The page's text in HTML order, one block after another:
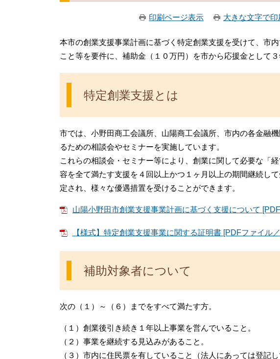
印刷ページ表示 大きな文字で
本市の創業支援事業計画に基づく特定創業支援を受けて、市
こと等を要件に、補助金（１０万円）を市から応援金として３
特定創業支援とは
市では、小野田商工会議所、山陽商工会議所、市内の各金融
るための相談会やセミナーを実施しています。
これらの相談会・セミナー等により、創業に関して必要な「
容を全て満たす支援を４回以上かつ１ヶ月以上の期間継続し
定され、様々な優遇措置を受けることができます。
山陽小野田市創業支援事業計画に基づく支援について
【様式】特定創業支援事業に関する証明書 [PDFファイル
補助対象者について
次の（１）～（６）までをすべて満たす方。
（１）創業後引き続き１年以上事業を営んでいること。
（２）事業を継続する見込みがあること。
（３）市内に住民票を有していること（法人にあっては登記し